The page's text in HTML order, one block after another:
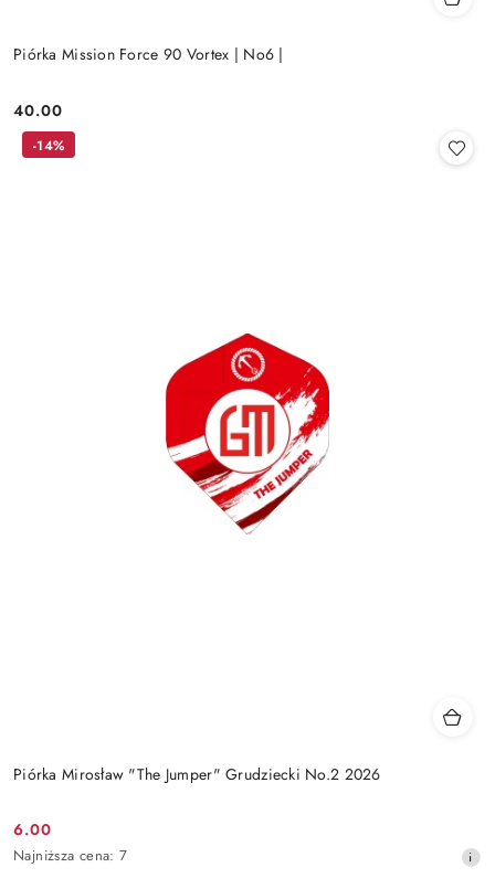
Piórka Mission Force 90 Vortex | No6 |
Cena:
40.00
Piórka Mirosław "The Jumper" Grudziecki No.2 2026
Cena
promocyjna:
6.00
Najniższa
Najniższa cena: 7
-14%